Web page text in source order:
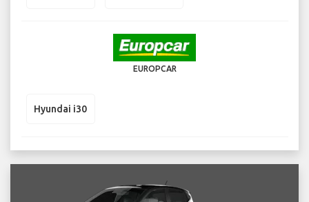
EUROPCAR
Hyundai i30